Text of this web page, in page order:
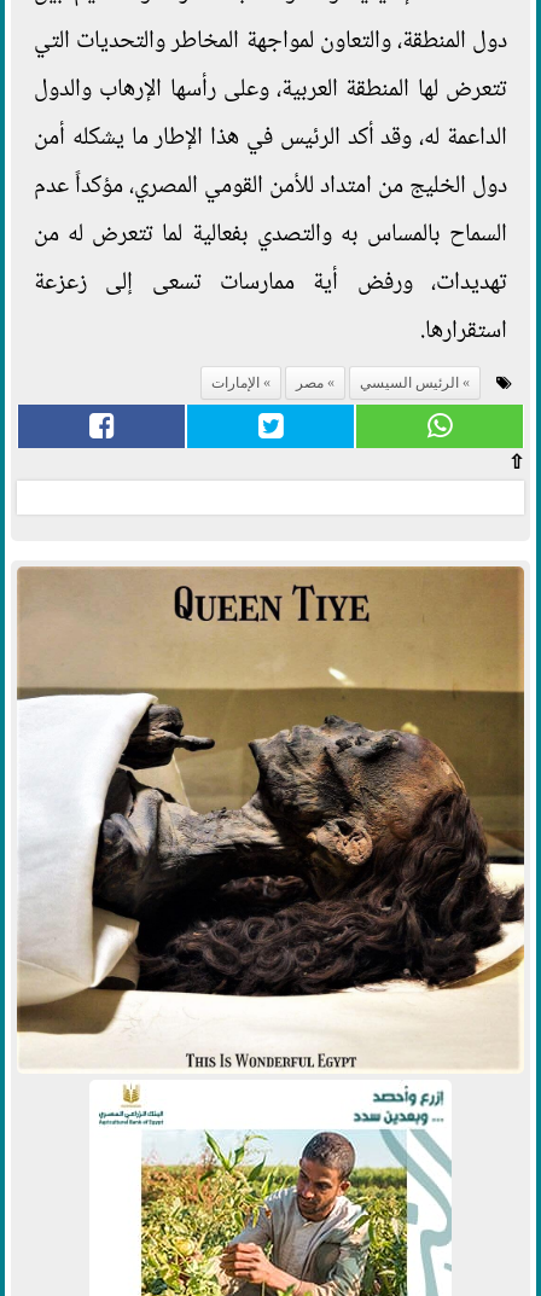
دول المنطقة، والتعاون لمواجهة المخاطر والتحديات التي
تتعرض لها المنطقة العربية، وعلى رأسها الإرهاب والدول
الداعمة له، وقد أكد الرئيس في هذا الإطار ما يشكله أمن
دول الخليج من امتداد للأمن القومي المصري، مؤكداً عدم
السماح بالمساس به والتصدي بفعالية لما تتعرض له من
تهديدات، ورفض أية ممارسات تسعى إلى زعزعة
استقرارها.
الرئيس السيسي مصر الإمارات
⇧